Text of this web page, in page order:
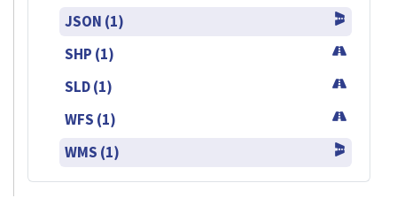
JSON (1)
SHP (1)
SLD (1)
WFS (1)
WMS (1)